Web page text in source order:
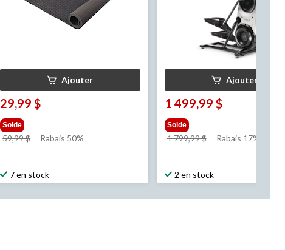
Ajouter
29,99 $
Solde
59,99 $
prixRabais 50%
7 en stock
Ajouter
1 499,99 $
Solde
1 799,99 $
prixRabais 17%
2 en stock